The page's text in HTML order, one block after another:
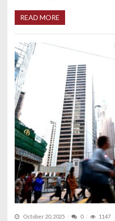
READ MORE
October 20, 2025 0 1147